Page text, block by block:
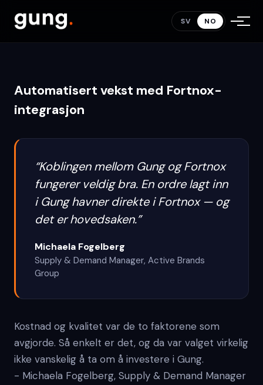
SV NO
effektivitet
Automatisert vekst med Fortnox-
integrasjon
“Koblingen mellom Gung og Fortnox
fungerer veldig bra. En ordre lagt inn
i Gung havner direkte i Fortnox — og
det er hovedsaken.”
Michaela Fogelberg
Supply & Demand Manager, Active Brands
Group
Kostnad og kvalitet var de to faktorene som
avgjorde. Så enkelt er det, og da var valget virkelig
ikke vanskelig å ta om å investere i Gung.
- Michaela Fogelberg, Supply & Demand Manager